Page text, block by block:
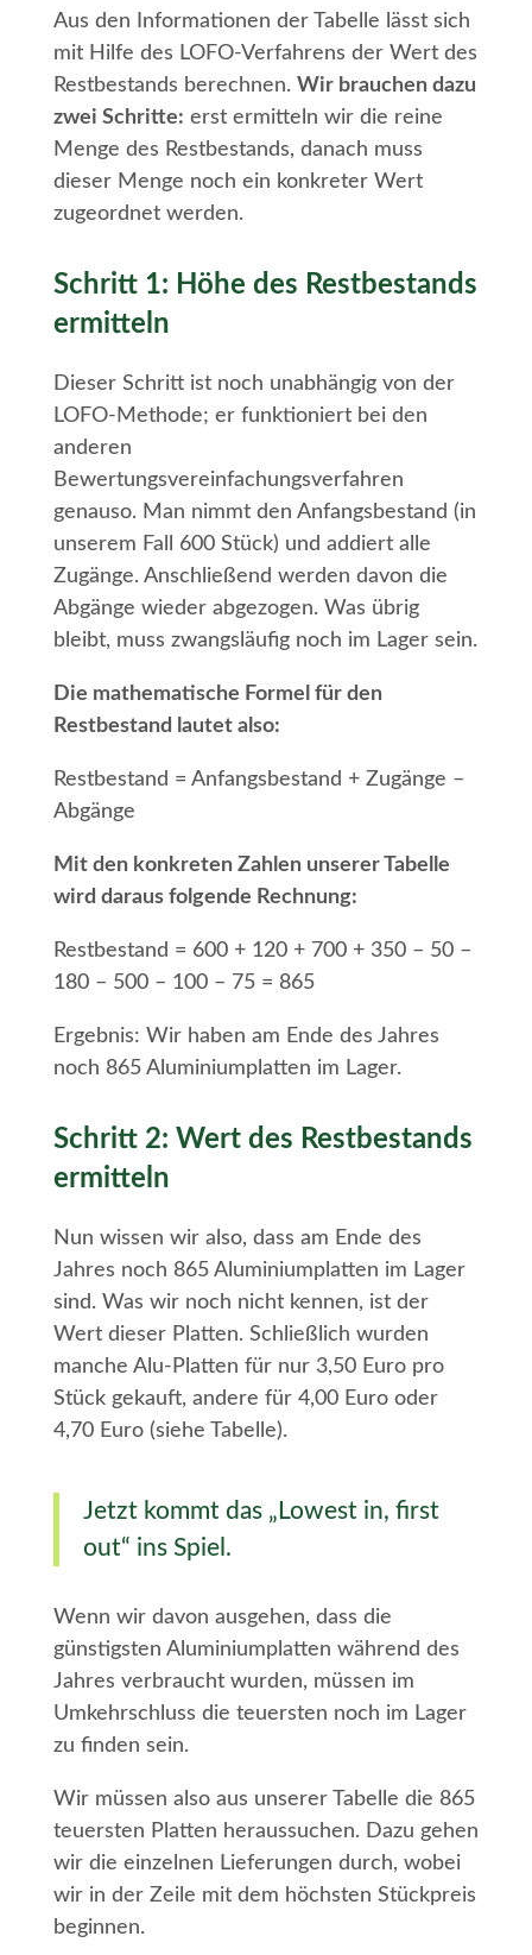
Aus den Informationen der Tabelle lässt sich
mit Hilfe des LOFO-Verfahrens der Wert des
Restbestands berechnen. Wir brauchen dazu
zwei Schritte: erst ermitteln wir die reine
Menge des Restbestands, danach muss
dieser Menge noch ein konkreter Wert
zugeordnet werden.
Schritt 1: Höhe des Restbestands
ermitteln
Dieser Schritt ist noch unabhängig von der
LOFO-Methode; er funktioniert bei den
anderen
Bewertungsvereinfachungsverfahren
genauso. Man nimmt den Anfangsbestand (in
unserem Fall 600 Stück) und addiert alle
Zugänge. Anschließend werden davon die
Abgänge wieder abgezogen. Was übrig
bleibt, muss zwangsläufig noch im Lager sein.
Die mathematische Formel für den
Restbestand lautet also:
Restbestand = Anfangsbestand + Zugänge –
Abgänge
Mit den konkreten Zahlen unserer Tabelle
wird daraus folgende Rechnung:
Restbestand = 600 + 120 + 700 + 350 – 50 –
180 – 500 – 100 – 75 = 865
Ergebnis: Wir haben am Ende des Jahres
noch 865 Aluminiumplatten im Lager.
Schritt 2: Wert des Restbestands
ermitteln
Nun wissen wir also, dass am Ende des
Jahres noch 865 Aluminiumplatten im Lager
sind. Was wir noch nicht kennen, ist der
Wert dieser Platten. Schließlich wurden
manche Alu-Platten für nur 3,50 Euro pro
Stück gekauft, andere für 4,00 Euro oder
4,70 Euro (siehe Tabelle).
Jetzt kommt das „Lowest in, first
out“ ins Spiel.
Wenn wir davon ausgehen, dass die
günstigsten Aluminiumplatten während des
Jahres verbraucht wurden, müssen im
Umkehrschluss die teuersten noch im Lager
zu finden sein.
Wir müssen also aus unserer Tabelle die 865
teuersten Platten heraussuchen. Dazu gehen
wir die einzelnen Lieferungen durch, wobei
wir in der Zeile mit dem höchsten Stückpreis
beginnen.